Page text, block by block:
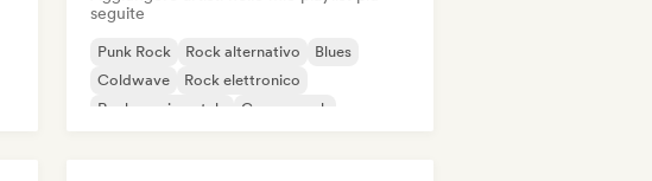
seguite
Punk Rock Rock alternativo
Blues
Coldwave
Rock elettronico
Rock sperimentale
Garage rock